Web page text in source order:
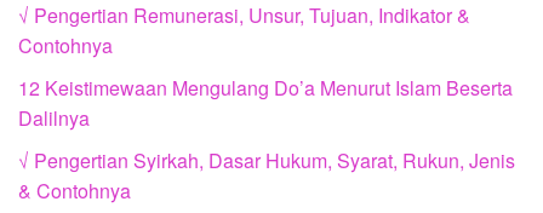
√ Pengertian Remunerasi, Unsur, Tujuan, Indikator &
Contohnya
12 Keistimewaan Mengulang Do’a Menurut Islam Beserta
Dalilnya
√ Pengertian Syirkah, Dasar Hukum, Syarat, Rukun, Jenis
& Contohnya